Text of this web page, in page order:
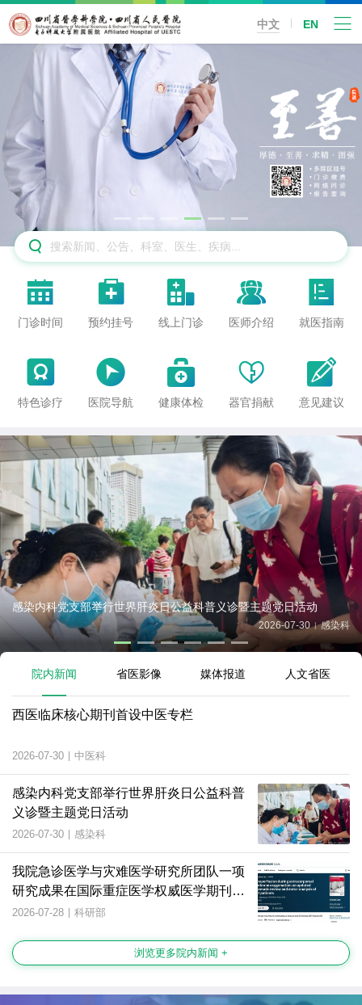
中文 EN


门诊时间

预约挂号

线上门诊

医师介绍

就医指南

特色诊疗

医院导航

健康体检

器官捐献

意见建议
感染内科党支部举行世界肝炎日公益科普义诊暨主题党日活动
2026-07-30 | 感染科
院内新闻 省医影像 媒体报道 人文省医
西医临床核心期刊首设中医专栏
2026-07-30 | 中医科
感染内科党支部举行世界肝炎日公益科普
义诊暨主题党日活动
2026-07-30 | 感染科
我院急诊医学与灾难医学研究所团队一项
研究成果在国际重症医学权威医学期刊上
发表
2026-07-28 | 科研部
浏览更多院内新闻 +